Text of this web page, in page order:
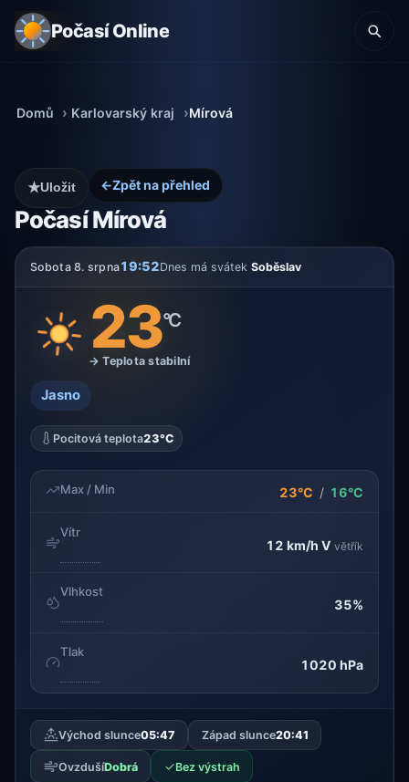
Počasí Online
Domů Karlovarský kraj Mírová
←Zpět na přehled
Počasí Mírová
★Uložit
Sobota 8. srpna19:52Dnes má svátek Soběslav
23°C
→ Teplota stabilní
Jasno
Pocitová teplota23°C
Max / Min 23°C / 16°C
Vítr
12 km/h V větřík
Vlhkost
35%
Tlak
1020 hPa
Východ slunce05:47 Západ slunce20:41
OvzdušíDobrá ✓Bez výstrah